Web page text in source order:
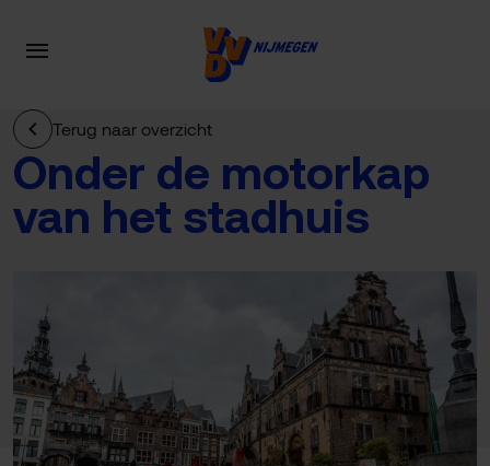
Terug naar overzicht
Onder de motorkap
van het stadhuis